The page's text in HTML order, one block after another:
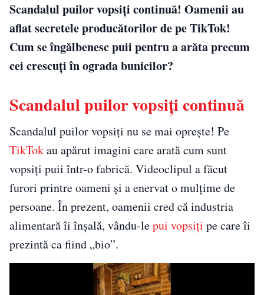
Scandalul puilor vopsiți continuă! Oamenii au
aflat secretele producătorilor de pe TikTok!
Cum se îngălbenesc puii pentru a arăta precum
cei crescuți în ograda bunicilor?
Scandalul puilor vopsiți continuă
Scandalul puilor vopsiți nu se mai oprește! Pe
TikTokau apărut imagini care arată cum sunt
vopsiți puii într-o fabrică. Videoclipul a făcut
furori printre oameni și a enervat o mulțime de
persoane. În prezent, oamenii cred că industria
alimentară îi înșală, vându-lepui vopsiți pe care îi
prezintă ca fiind „bio”.